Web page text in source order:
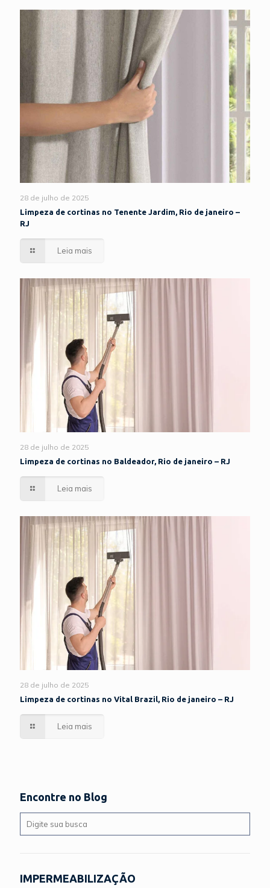
28 de julho de 2025
Limpeza de cortinas no Tenente Jardim, Rio de janeiro –
RJ
Leia mais
28 de julho de 2025
Limpeza de cortinas no Baldeador, Rio de janeiro – RJ
Leia mais
28 de julho de 2025
Limpeza de cortinas no Vital Brazil, Rio de janeiro – RJ
Leia mais
Encontre no Blog
IMPERMEABILIZAÇÃO